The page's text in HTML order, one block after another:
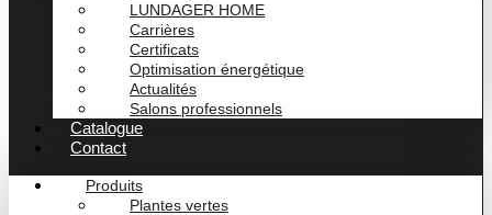
LUNDAGER HOME
Carrières
Certificats
Optimisation énergétique
Actualités
Salons professionnels
Catalogue
Contact
Produits
Plantes vertes